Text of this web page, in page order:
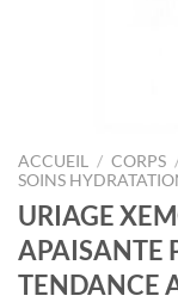
ACCUEIL / CORPS
SOINS
URIAGE
APAISANTE
TENDANCE